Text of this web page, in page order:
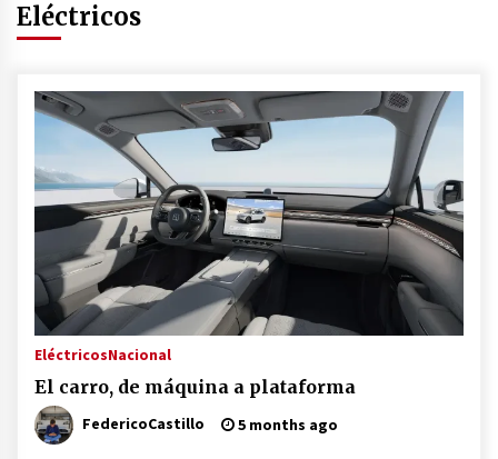
Eléctricos
EléctricosNacional
El carro, de máquina a plataforma
FedericoCastillo 5 months ago